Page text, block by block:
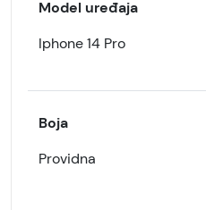
Model uređaja
Iphone 14 Pro
Boja
Providna